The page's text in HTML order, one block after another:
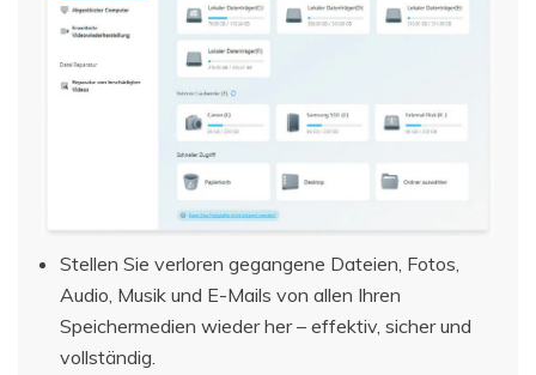
Stellen Sie verloren gegangene Dateien, Fotos,
Audio, Musik und E-Mails von allen Ihren
Speichermedien wieder her – effektiv, sicher und
vollständig.